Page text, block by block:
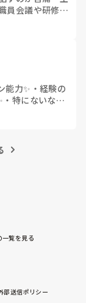
員会議や研修場
能力✨ ・ 経験の
・ 特にないな・
一覧を見る
部送信ポリシー